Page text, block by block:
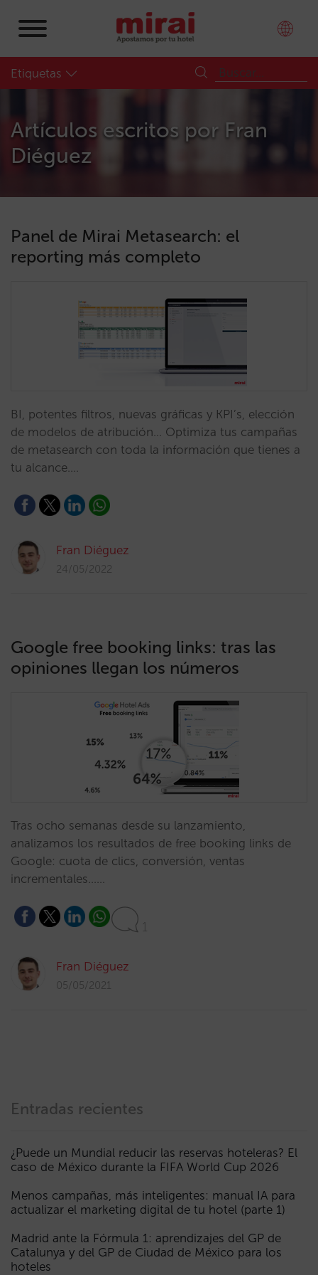
Etiquetas
Artículos escritos por Fran
Diéguez
Panel de Mirai Metasearch: el
reporting más completo
BI, potentes filtros, nuevas gráficas y KPI’s, elección
de modelos de atribución… Optimiza tus campañas
de metasearch con toda la información que tienes a
tu alcance.…
Fran Diéguez
24/05/2022
Google free booking links: tras las
opiniones llegan los números
Tras ocho semanas desde su lanzamiento,
analizamos los resultados de free booking links de
Google: cuota de clics, conversión, ventas
incrementales……
1
Fran Diéguez
05/05/2021
Entradas recientes
¿Puede un Mundial reducir las reservas hoteleras? El
caso de México durante la FIFA World Cup 2026
Menos campañas, más inteligentes: manual IA para
actualizar el marketing digital de tu hotel (parte 1)
Madrid ante la Fórmula 1: aprendizajes del GP de
Catalunya y del GP de Ciudad de México para los
hoteles